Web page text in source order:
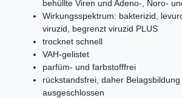
behüllte Viren und Adeno-, Noro-
Wirkungsspektrum: bakterizid,
viruzid, begrenzt viruzid PLUS
trocknet schnell
VAH-gelistet
parfüm- und farbstofffrei
rückstandsfrei, daher
ausgeschlossen